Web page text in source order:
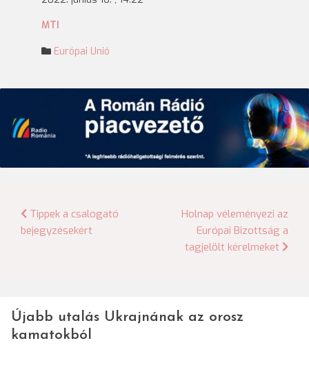
MTI
Európai Unió
Bejegyzés
navigáció
Tippek a csalogató
bejegyzésekért
Holnap véleményezi az
Európai Bizottság a
tagjelölt kérelmeket
Újabb utalás Ukrajnának az orosz
kamatokból